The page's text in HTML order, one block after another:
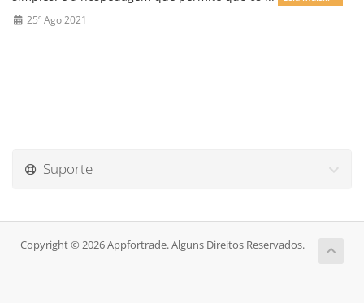
25º Ago 2021
Suporte
Copyright © 2026 Appfortrade. Alguns Direitos Reservados.